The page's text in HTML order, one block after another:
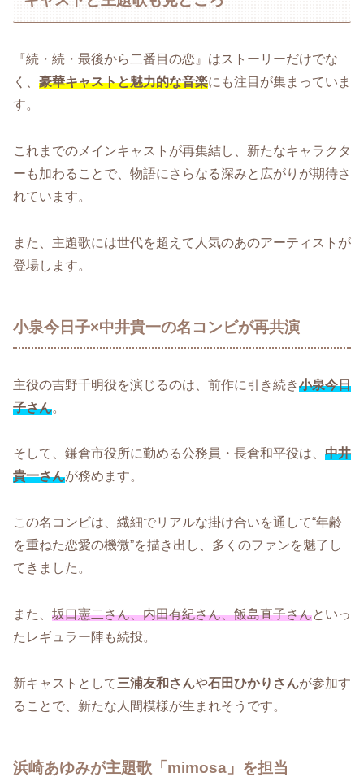
『続・続・最後から二番目の恋』はストーリーだけでな
く、 豪華キャストと魅力的な音楽にも注目が集まっていま
す。
これまでのメインキャストが再集結し、新たなキャラクタ
ーも加わることで、物語にさらなる深みと広がりが期待さ
れています。
また、主題歌には世代を超えて人気のあのアーティストが
登場します。
小泉今日子×中井貴一の名コンビが再共演
主役の吉野千明役を演じるのは、前作に引き続き小泉今日
子さん。
そして、鎌倉市役所に勤める公務員・長倉和平役は、 中井
貴一さんが務めます。
この名コンビは、繊細でリアルな掛け合いを通して“年齢
を重ねた恋愛の機微”を描き出し、多くのファンを魅了し
てきました。
また、 坂口憲二さん、内田有紀さん、飯島直子さんといっ
たレギュラー陣も続投。
新キャストとして三浦友和さんや石田ひかりさんが参加す
ることで、新たな人間模様が生まれそうです。
浜崎あゆみが主題歌「mimosa」を担当